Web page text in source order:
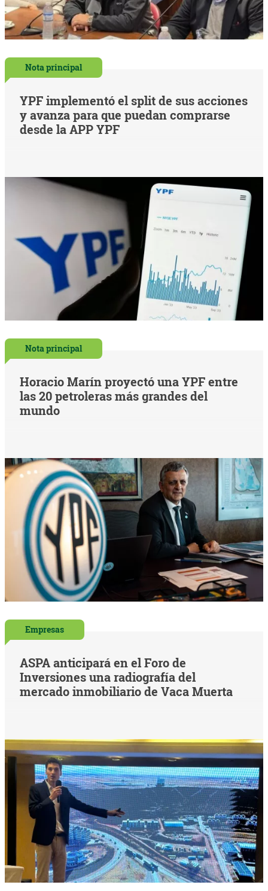
Nota principal
YPF implementó el split de sus acciones
y avanza para que puedan comprarse
desde la APP YPF
Nota principal
Horacio Marín proyectó una YPF entre
las 20 petroleras más grandes del
mundo
Empresas
ASPA anticipará en el Foro de
Inversiones una radiografía del
mercado inmobiliario de Vaca Muerta